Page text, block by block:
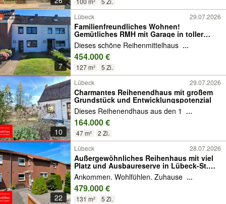
7
Lübeck 29.07.2026
Familienfreundliches Wohnen!
Gemütliches RMH mit Garage in toller
Lage von Lübeck
Dieses schöne Reihenmittelhaus ...
454.000 €
127 m² 5 Zi.
10
Lübeck 29.07.2026
Charmantes Reihenendhaus mit großem
Grundstück und Entwicklungspotenzial
Dieses Reihenendhaus aus den 1 ...
164.000 €
47 m² 2 Zi.
22
Lübeck 28.07.2026
Außergewöhnliches Reihenhaus mit viel
Platz und Ausbaureserve in Lübeck-St.
Lorenz Nord!
Ankommen. Wohlfühlen. Zuhause ...
479.000 €
131 m² 5 Zi.